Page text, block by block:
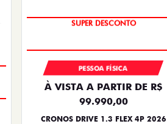
SUPER DESCONTO
PESSOA FÍSICA
À VISTA A PARTIR DE R$
99.990,00
CRONOS DRIVE 1.3 FLEX 4P 2026